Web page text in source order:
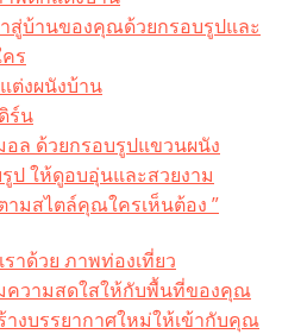
สู่บ้านของคุณด้วยกรอบรูปและ
ร
ต่งผนังบ้าน
ร์น
ล ด้วยกรอบรูปแขวนผนัง
ป ให้ดูอบอุ่นและสวยงาม
มสไตล์คุณใครเห็นต้อง ”
าด้วย ภาพท่องเที่ยว
ความสดใสให้กับพื้นที่ของคุณ
างบรรยากาศใหม่ให้เข้ากับคุณ